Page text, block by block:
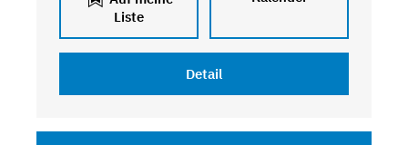
Liste
Detail